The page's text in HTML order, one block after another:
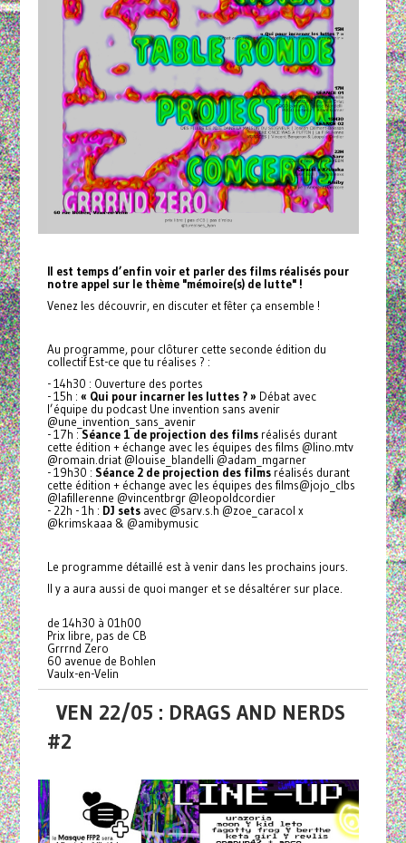
Il est temps d’enfin voir et parler des films réalisés pour
notre appel sur le thème "mémoire(s) de lutte" !
Venez les découvrir, en discuter et fêter ça ensemble !
Au programme, pour clôturer cette seconde édition du
collectif Est-ce que tu réalises ? :
- 14h30 : Ouverture des portes
- 15h : « Qui pour incarner les luttes ? » Débat avec
l’équipe du podcast Une invention sans avenir
@une_invention_sans_avenir
- 17h : Séance 1 de projection des filmsréalisés durant
cette édition + échange avec les équipes des films @lino.mtv
@romain.driat @louise_blandelli @adam_mgarner
- 19h30 : Séance 2 de projection des filmsréalisés durant
cette édition + échange avec les équipes des films@jojo_clbs
@lafillerenne @vincentbrgr @leopoldcordier
- 22h - 1h : DJ setsavec @sarv.s.h @zoe_caracol x
@krimskaaa & @amibymusic
Le programme détaillé est à venir dans les prochains jours.
Il y a aura aussi de quoi manger et se désaltérer sur place.
de 14h30 à 01h00
Prix libre, pas de CB
Grrrnd Zero
60 avenue de Bohlen
Vaulx-en-Velin
VEN 22/05 : DRAGS AND NERDS
#2